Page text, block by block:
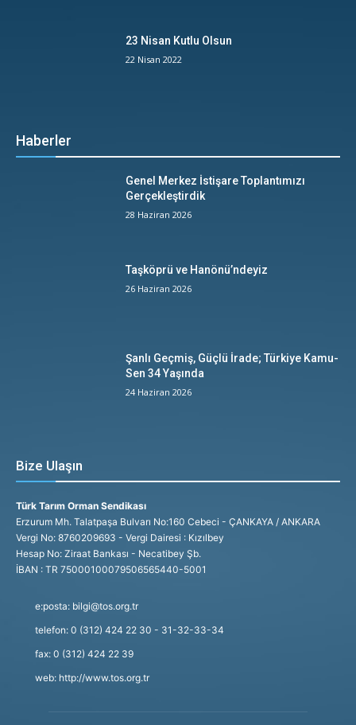
23 Nisan Kutlu Olsun
22 Nisan 2022
Haberler
Genel Merkez İstişare Toplantımızı
Gerçekleştirdik
28 Haziran 2026
Taşköprü ve Hanönü’ndeyiz
26 Haziran 2026
Şanlı Geçmiş, Güçlü İrade; Türkiye Kamu-
Sen 34 Yaşında
24 Haziran 2026
Bize Ulaşın
Türk Tarım Orman Sendikası
Erzurum Mh. Talatpaşa Bulvarı No:160 Cebeci - ÇANKAYA / ANKARA
Vergi No: 8760209693 - Vergi Dairesi : Kızılbey
Hesap No: Ziraat Bankası - Necatibey Şb.
İBAN : TR 75000100079506565440-5001
e:posta: bilgi@tos.org.tr
telefon: 0 (312) 424 22 30 - 31-32-33-34
fax: 0 (312) 424 22 39
web: http://www.tos.org.tr